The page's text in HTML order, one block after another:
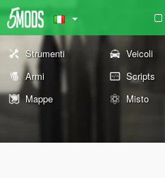
Strumenti Veicoli
Armi
Scripts
Mappe
Misto